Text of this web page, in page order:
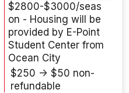
$2800-$3000/seas
on - Housing will be
provided by E-Point
Student Center from
Ocean City
$250 -> $50 non-
refundable